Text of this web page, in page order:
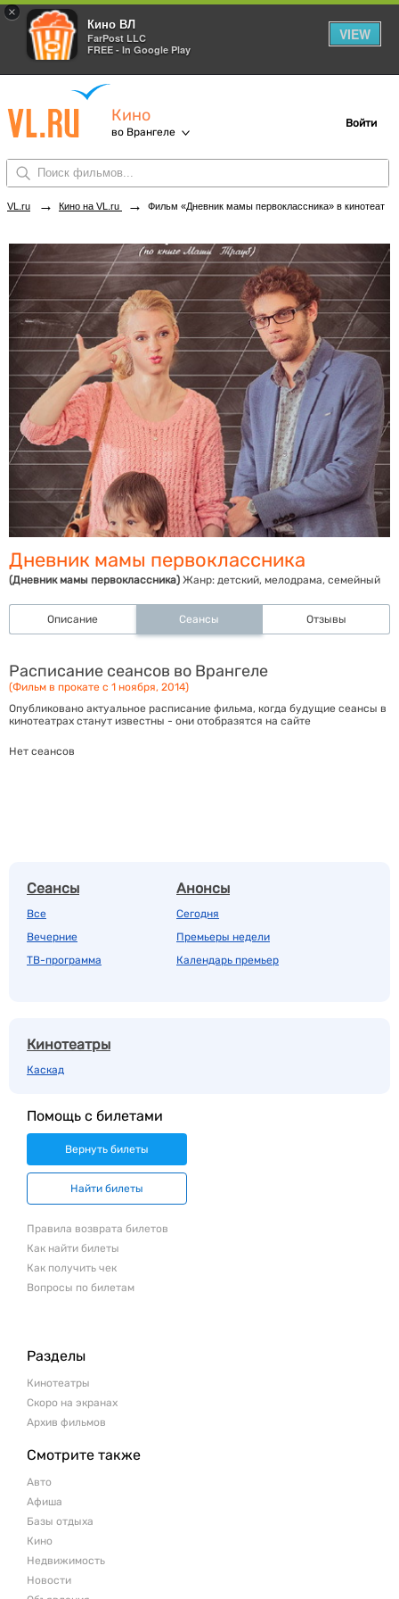
×
Кино ВЛ
FarPost LLC
FREE - In Google Play
VIEW
Кино
во Врангеле
Войти
VL.ru → Кино на VL.ru → Фильм «Дневник мамы первоклассника» в кинотеатрах Врангеля. Купить билеты!
Дневник мамы первоклассника
(Дневник мамы первоклассника) Жанр: детский, мелодрама, семейный
Описание Сеансы Отзывы
Расписание сеансов во Врангеле
(Фильм в прокате с 1 ноября, 2014)
Опубликовано актуальное расписание фильма, когда будущие сеансы в
кинотеатрах станут известны - они отобразятся на сайте
Нет сеансов
Сеансы
Все
Вечерние
ТВ-программа
Анонсы
Сегодня
Премьеры недели
Календарь премьер
Кинотеатры
Каскад
Помощь с билетами
Вернуть билеты
Найти билеты
Правила возврата билетов
Как найти билеты
Как получить чек
Вопросы по билетам
Разделы
Кинотеатры
Скоро на экранах
Архив фильмов
Смотрите также
Авто
Афиша
Базы отдыха
Кино
Недвижимость
Новости